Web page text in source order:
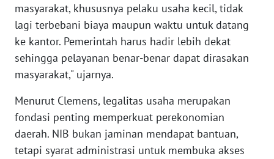
masyarakat, khususnya pelaku usaha kecil, tidak
lagi terbebani biaya maupun waktu untuk datang
ke kantor. Pemerintah harus hadir lebih dekat
sehingga pelayanan benar-benar dapat dirasakan
masyarakat," ujarnya.
Menurut Clemens, legalitas usaha merupakan
fondasi penting memperkuat perekonomian
daerah. NIB bukan jaminan mendapat bantuan,
tetapi syarat administrasi untuk membuka akses
WN
PAPUA
WN
PAPUA
WN
RIAU